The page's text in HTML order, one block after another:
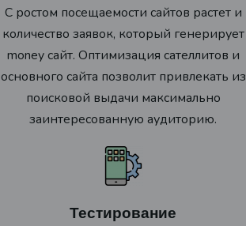
С ростом посещаемости сайтов растет и
количество заявок, который генерирует
money сайт. Оптимизация сателлитов и
основного сайта позволит привлекать из
поисковой выдачи максимально
заинтересованную аудиторию.
Тестирование